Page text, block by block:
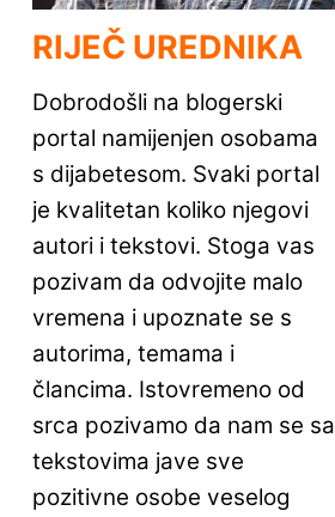
RIJEČ UREDNIKA
Dobrodošli na blogerski
portal namijenjen osobama
s dijabetesom. Svaki portal
je kvalitetan koliko njegovi
autori i tekstovi. Stoga vas
pozivam da odvojite malo
vremena i upoznate se s
autorima, temama i
člancima. Istovremeno od
srca pozivamo da nam se sa
tekstovima jave sve
pozitivne osobe veselog